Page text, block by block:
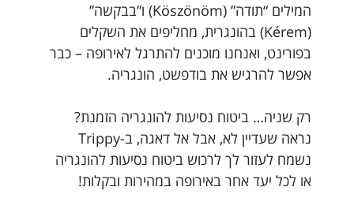
המילים “תודה” (Köszönöm) ו”בבקשה”
(Kérem) בהונגרית, מחליפים את השקלים
בפורינט, ואנחנו מוכנים להתרגל לאירופה – כבר
אפשר להרגיש את בודפשט, הונגריה.
רק שניה… ביטוח נסיעות להונגריה הזמנת?
נראה שעדיין לא, אבל אל דאגה, ב-Trippy
נשמח לעזור לך לרכוש ביטוח נסיעות להונגריה
או לכל יעד אחר באירופה במהירות ובקלות!